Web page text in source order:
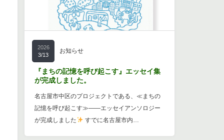
2026
3/13
お知らせ
『まちの記憶を呼び起こす』エッセイ集
が完成しました。
名古屋市中区のプロジェクトである、≪まちの
記憶を呼び起こす≫――エッセイアンソロジー
が完成しました
すでに名古屋市内…